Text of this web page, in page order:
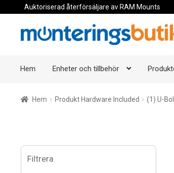
Auktoriserad återförsäljare av RAM Mounts
Hoppa
till
Hoppa
till
Hem Enheter och tillbehör
Hem Produkt Hardware Included (1) U-
Filtrera